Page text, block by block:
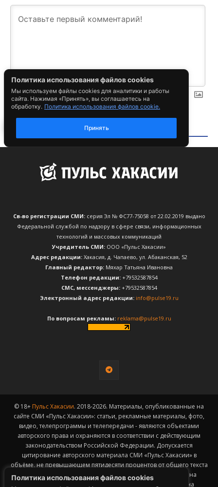
Политика использования файлов cookies
Св-во регистрации СМИ:серия Эл № ФС77-75058 от 22.02.2019 выдано
Федеральной службой по надзору в сфере связи, информационных
технологий и массовых коммуникаций
Учредитель СМИ: ООО «Пульс Хакасии»
Адрес редакции:Хакасия, д. Чапаево, ул. Абаканская, 52
Главный редактор: Мяхар Татьяна Ивановна
Телефон редакции:+79532587854
CМС, мессенджеры:+79532587854
Электронный адрес редакции: info@pulse19.ru
По вопросам рекламы: reklama@pulse19.ru
© 18+ Пульс Хакасии. 2018-2026. Материалы, опубликованные на
сайте СМИ «Пульс Хакасии»: статьи, рекламные материалы, фото,
видео, телепрограммы и телепередачи - являются объектами
авторского права и охраняются в соответствии с действующим
законодательством Российской Федерации. Допускается
цитирование авторского материала СМИ «Пульс Хакасии» в
объёме, не превышающем пятидесяти процентов от общего текста
публикации с обязательным размещением гиперссылки на
страницу заимствования материала. Гиперссылка должна